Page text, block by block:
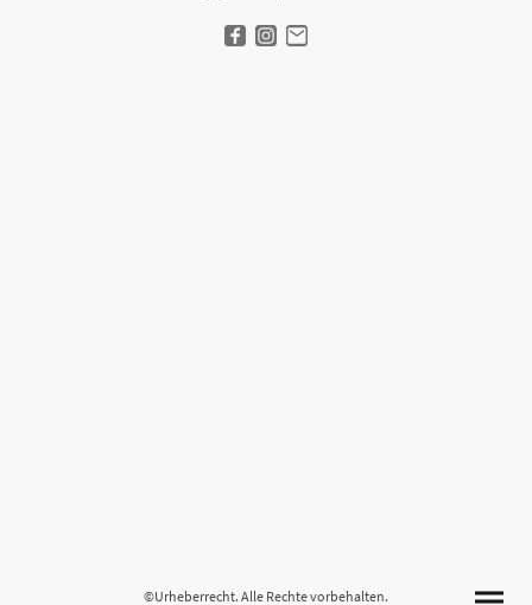
©Urheberrecht. Alle Rechte vorbehalten.